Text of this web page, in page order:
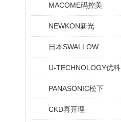
MACOME码控美
NEWKON新光
日本SWALLOW
U-TECHNOLOGY优科
PANASONIC松下
CKD喜开理